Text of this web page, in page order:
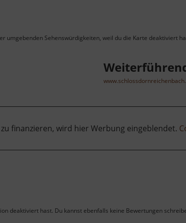
umgebenden Sehenswürdigkeiten, weil du die Karte deaktiviert
finanzieren, wird hier Werbung eingeblendet.
deaktiviert hast. Du kannst ebenfalls keine Bewertungen